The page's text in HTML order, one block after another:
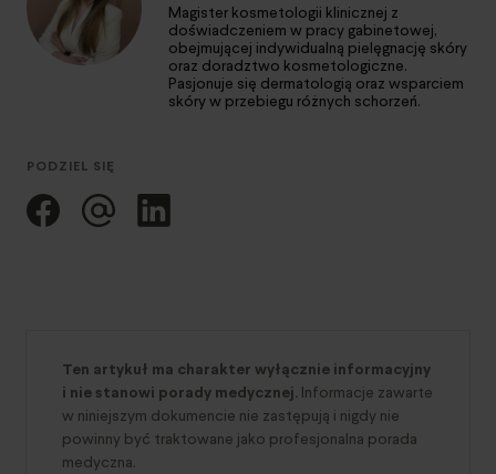
Magister kosmetologii klinicznej z
doświadczeniem w pracy gabinetowej,
obejmującej indywidualną pielęgnację skóry
oraz doradztwo kosmetologiczne.
Pasjonuje się dermatologią oraz wsparciem
skóry w przebiegu różnych schorzeń.
PODZIEL SIĘ
Ten artykuł ma charakter wyłącznie informacyjny
i nie stanowi porady medycznej. Informacje zawarte
w niniejszym dokumencie nie zastępują i nigdy nie
powinny być traktowane jako profesjonalna porada
medyczna.